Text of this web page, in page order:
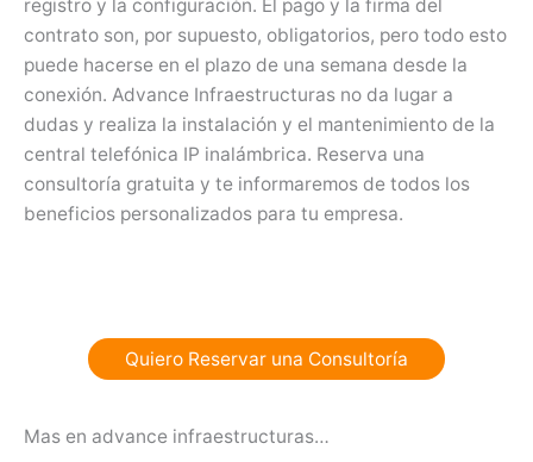
registro y la configuración. El pago y la firma del
contrato son, por supuesto, obligatorios, pero todo esto
puede hacerse en el plazo de una semana desde la
conexión. Advance Infraestructuras no da lugar a
dudas y realiza la instalación y el mantenimiento de la
central telefónica IP inalámbrica. Reserva una
consultoría gratuita y te informaremos de todos los
beneficios personalizados para tu empresa.
Quiero Reservar una Consultoría
Mas en advance infraestructuras…